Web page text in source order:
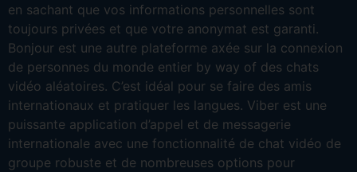
en sachant que vos informations personnelles sont
toujours privées et que votre anonymat est garanti.
Bonjour est une autre plateforme axée sur la connexion
de personnes du monde entier by way of des chats
vidéo aléatoires. C’est idéal pour se faire des amis
internationaux et pratiquer les langues. Viber est une
puissante application d’appel et de messagerie
internationale avec une fonctionnalité de chat vidéo de
groupe robuste et de nombreuses options pour